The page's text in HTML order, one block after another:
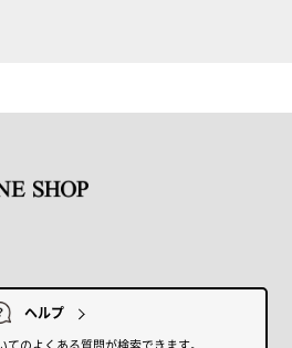
ヘルプ
てのよくある質問が検索できます。